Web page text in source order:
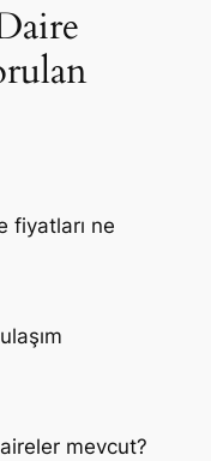
fiyatları ne
mevcut?